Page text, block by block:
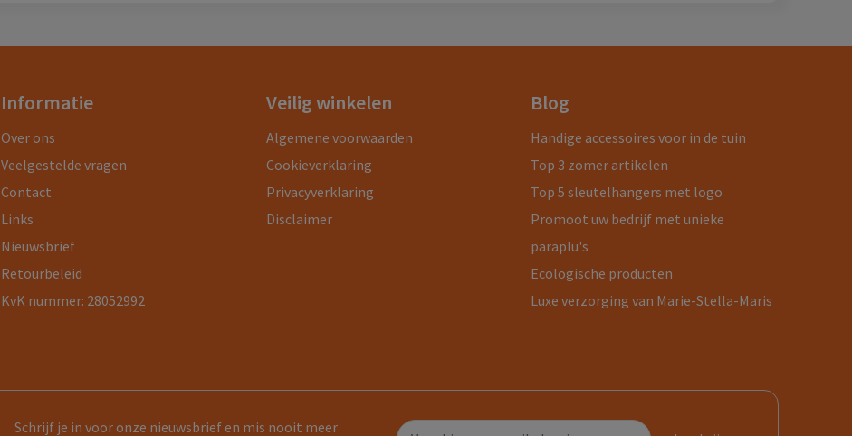
Informatie
Over ons
Veelgestelde vragen
Contact
Links
Nieuwsbrief
Retourbeleid
KvK nummer: 28052992
Veilig winkelen
Algemene voorwaarden
Cookieverklaring
Privacyverklaring
Disclaimer
Blog
Handige accessoires voor in de tuin
Top 3 zomer artikelen
Top 5 sleutelhangers met logo
Promoot uw bedrijf met unieke
paraplu's
Ecologische producten
Luxe verzorging van Marie-Stella-Maris
Schrijf je in voor onze nieuwsbrief en mis nooit meer